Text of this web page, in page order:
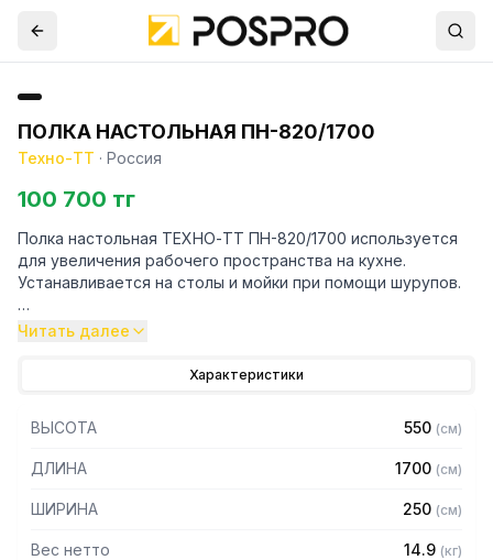
ПОЛКА НАСТОЛЬНАЯ ПН-820/1700
Техно-ТТ · Россия
100 700 тг
Полка настольная ТЕХНО-ТТ ПН-820/1700 используется
для увеличения рабочего пространства на кухне.
Устанавливается на столы и мойки при помощи шурупов.
Особенности:
— Из нержавеющей стали AISI 430 толщиной 0,8 мм
— С усилителем
— 2 яруса
— Боковины (стойки) из трубы 20х20 нержавеющей стали
— Крепление к столу болтовое через отверстие в
Читать далее
Характеристики
ВЫСОТА 550 (см)
ДЛИНА 1700 (см)
ШИРИНА 250 (см)
Вес нетто 14.9 (кг)